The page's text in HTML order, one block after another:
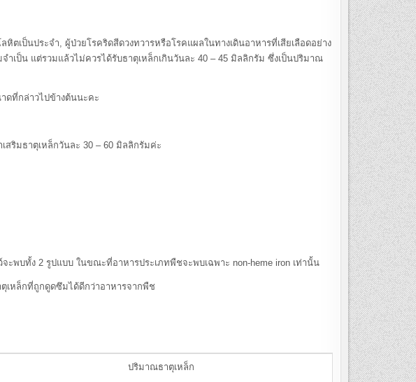
ประจำ, ผู้ป่วยโรคริดสีดวงทวารหรือโรคแผลในทางเดินอาหารที่เสียเลือดอย่าง
เป็น แต่รวมแล้วไม่ควรได้รับธาตุเหล็กเกินวันละ 40 – 45 มิลลิกรัม ซึ่งเป็นปริมาณ
ที่กล่าวไปข้างต้นนะคะ
มธาตุเหล็กวันละ 30 – 60 มิลลิกรัมค่ะ
ทั้ง 2 รูปแบบ ในขณะที่อาหารประเภทพืชจะพบเฉพาะ non-heme iron เท่านั้น
หล็กที่ถูกดูดซึมได้ดีกว่าอาหารจากพืช
ปริมาณธาตุเหล็ก